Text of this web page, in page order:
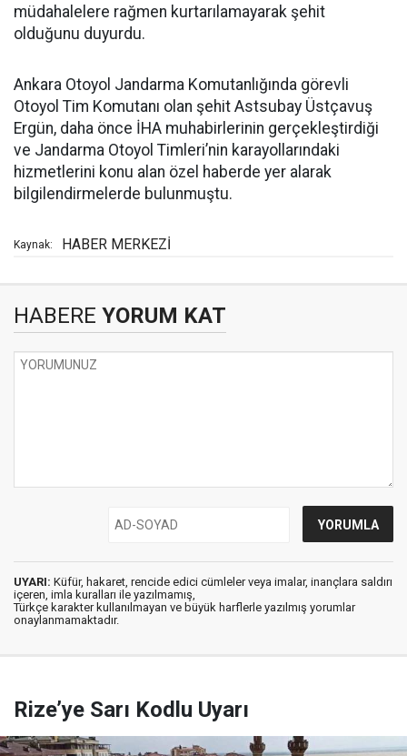
müdahalelere rağmen kurtarılamayarak şehit
olduğunu duyurdu.
Ankara Otoyol Jandarma Komutanlığında görevli
Otoyol Tim Komutanı olan şehit Astsubay Üstçavuş
Ergün, daha önce İHA muhabirlerinin gerçekleştirdiği
ve Jandarma Otoyol Timleri’nin karayollarındaki
hizmetlerini konu alan özel haberde yer alarak
bilgilendirmelerde bulunmuştu.
Kaynak: HABER MERKEZİ
HABERE YORUM KAT
UYARI: Küfür, hakaret, rencide edici cümleler veya imalar, inançlara saldırı
içeren, imla kuralları ile yazılmamış,
Türkçe karakter kullanılmayan ve büyük harflerle yazılmış yorumlar
onaylanmamaktadır.
Rize’ye Sarı Kodlu Uyarı